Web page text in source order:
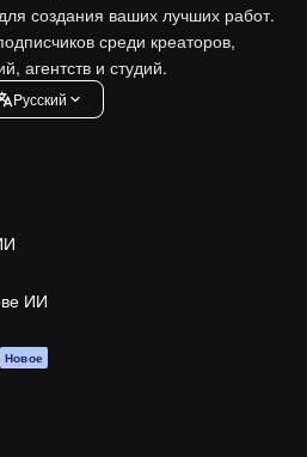
создания ваших лучших работ.
среди креаторов,
агентств и студий.
Pусский
ИИ
Новое